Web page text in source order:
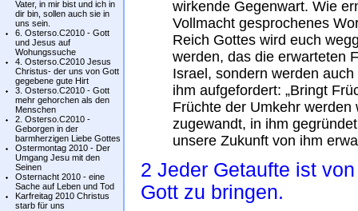
Vater, in mir bist und ich in
dir bin, sollen auch sie in
uns sein.
6. Osterso.C2010 - Gott
und Jesus auf
Wohungssuche
4. Osterso.C2010 Jesus
Christus- der uns von Gott
gegebene gute Hirt
3. Osterso.C2010 - Gott
mehr gehorchen als den
Menschen
2. Osterso.C2010 -
Geborgen in der
barmherzigen Liebe Gottes
Ostermontag 2010 - Der
Umgang Jesu mit den
Seinen
Osternacht 2010 - eine
Sache auf Leben und Tod
Karfreitag 2010 Christus
starb für uns
wirkende Gegenwart. Wie
Vollmacht gesprochenes
Reich Gottes wird euch
werden, das die erwarteten
Israel, sondern werden
ihm aufgefordert: „Bringt
Früchte der Umkehr
zugewandt, in ihm
unsere Zukunft von ihm
2 Jeder Getaufte ist
Gott zu bringen.